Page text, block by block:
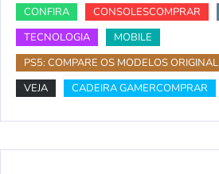
CONFIRA
CONSOLESCOMPRAR
TECNOLOGIA
MOBILE
PS5: COMPARE OS MODELOS ORIGINAL
VEJA
CADEIRA GAMERCOMPRAR